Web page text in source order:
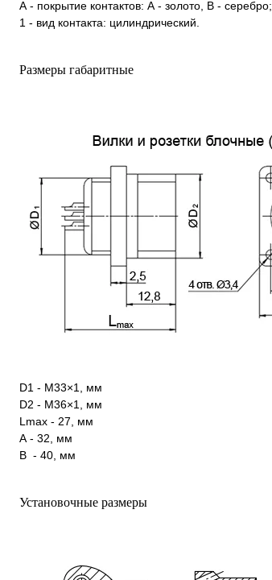
А - покрытие контактов: А - золото, В - серебро;
1 - вид контакта: цилиндрический.
Размеры габаритные
D1 - М33×1, мм
D2 - М36×1, мм
Lmax - 27, мм
А - 32, мм
В - 40, мм
Установочные размеры